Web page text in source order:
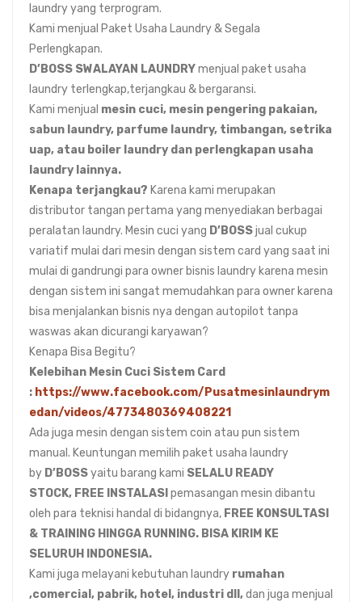
laundry yang terprogram.
Kami menjual Paket Usaha Laundry & Segala
Perlengkapan.
D’BOSS SWALAYAN LAUNDRYmenjual paket usaha
laundry terlengkap,terjangkau & bergaransi.
Kami menjual mesin cuci, mesin pengering pakaian,
sabun laundry, parfume laundry, timbangan, setrika
uap, atau boiler laundry dan perlengkapan usaha
laundry lainnya.
Kenapa terjangkau? Karena kami merupakan
distributor tangan pertama yang menyediakan berbagai
peralatan laundry. Mesin cuci yang D’BOSSjual cukup
variatif mulai dari mesin dengan sistem card yang saat ini
mulai di gandrungi para owner bisnis laundry karena mesin
dengan sistem ini sangat memudahkan para owner karena
bisa menjalankan bisnis nya dengan autopilot tanpa
waswas akan dicurangi karyawan?
Kenapa Bisa Begitu?
Kelebihan Mesin Cuci Sistem Card
: https://www.facebook.com/Pusatmesinlaundrym
edan/videos/4773480369408221
Ada juga mesin dengan sistem coin atau pun sistem
manual. Keuntungan memilih paket usaha laundry
by D’BOSSyaitu barang kami SELALU READY
STOCK, FREE INSTALASI pemasangan mesin dibantu
oleh para teknisi handal di bidangnya, FREE KONSULTASI
& TRAINING HINGGA RUNNING. BISA KIRIM KE
SELURUH INDONESIA.
Kami juga melayani kebutuhan laundry rumahan
,comercial, pabrik, hotel, industri dll,dan juga menjual